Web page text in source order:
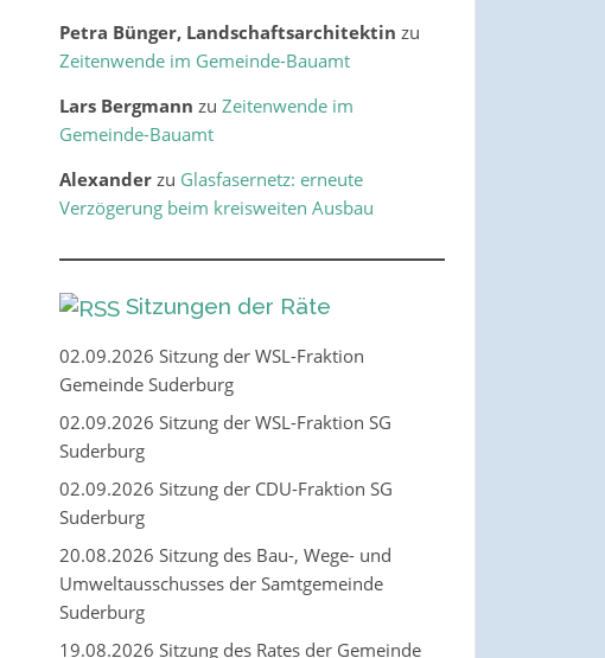
Petra Bünger, Landschaftsarchitektin zu
Zeitenwende im Gemeinde-Bauamt
Lars Bergmann zu Zeitenwende im
Gemeinde-Bauamt
Alexanderzu Glasfasernetz: erneute
Verzögerung beim kreisweiten Ausbau
Sitzungen der Räte
02.09.2026 Sitzung der WSL-Fraktion
Gemeinde Suderburg
02.09.2026 Sitzung der WSL-Fraktion SG
Suderburg
02.09.2026 Sitzung der CDU-Fraktion SG
Suderburg
20.08.2026 Sitzung des Bau-, Wege- und
Umweltausschusses der Samtgemeinde
Suderburg
19.08.2026 Sitzung des Rates der Gemeinde